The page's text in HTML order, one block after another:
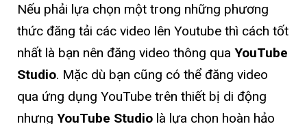
Nếu phải lựa chọn một trong những phương
thức đăng tải các video lên Youtube thì cách tốt
nhất là bạn nên đăng video thông qua YouTube
Studio. Mặc dù bạn cũng có thể đăng video
qua ứng dụng YouTube trên thiết bị di động
nhưng YouTube Studio là lựa chọn hoàn hảo